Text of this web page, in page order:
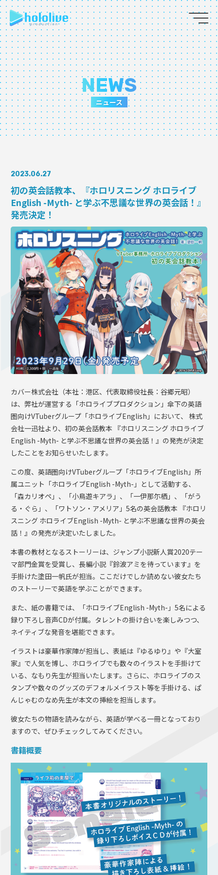
EN
JP
ABOUT
TALENT
NEWS
COLLABORATION
SUPPORT ADVERTISING
OFFICIAL SHOP
HOLODULE
会社概要
プライバシーポリシー
未成年の方々へのお願い
二次創作ガイドライン
よくある質問
サポーターガイドライン
NEWS
ニュース
2023.06.27
初の英会話教本、『ホロリスニング ホロライブ
English -Myth- と学ぶ不思議な世界の英会話！』
発売決定！
カバー株式会社（本社：港区、代表取締役社長：谷郷元昭）
は、弊社が運営する「ホロライブプロダクション」傘下の英語
圏向けVTuberグループ「ホロライブEnglish」において、 株式
会社一迅社より、初の英会話教本 『ホロリスニング ホロライブ
English -Myth- と学ぶ不思議な世界の英会話！』の発売が決定
したことをお知らせいたします。
この度、英語圏向けVTuberグループ「ホロライブEnglish」所
属ユニット「ホロライブEnglish -Myth-」として活動する、
「森カリオペ」、「小鳥遊キアラ」、「一伊那尓栖」、「がう
る・ぐら」、「ワトソン・アメリア」5名の英会話教本 『ホロリ
スニング ホロライブEnglish -Myth- と学ぶ不思議な世界の英会
話！』の発売が決定いたしました。
本書の教材となるストーリーは、ジャンプ小説新人賞2020テー
マ部門金賞を受賞し、長編小説『鈴波アミを待っています』を
手掛けた塗田一帆氏が担当。ここだけでしか読めない彼女たち
のストーリーで英語を学ぶことができます。
また、紙の書籍では、「ホロライブEnglish -Myth-」5名による
録り下ろし音声CDが付属。タレントの掛け合いを楽しみつつ、
ネイティブな発音を堪能できます。
イラストは豪華作家陣が担当し、表紙は『ゆるゆり』や『大室
家』で人気を博し、ホロライブでも数々のイラストを手掛けて
いる、なもり先生が担当いたします。さらに、ホロライブのス
タンプや数々のグッズのデフォルメイラスト等を手掛ける、ぱ
んじゃむのなめ先生が本文の挿絵を担当します。
彼女たちの物語を読みながら、英語が学べる一冊となっており
ますので、ぜひチェックしてみてください。
書籍概要